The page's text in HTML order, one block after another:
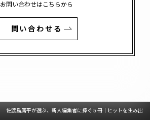
お問い合わせはこちらから
問い合わせる
佐渡島庸平が選ぶ、新人編集者に捧ぐ５冊｜ヒットを生み出